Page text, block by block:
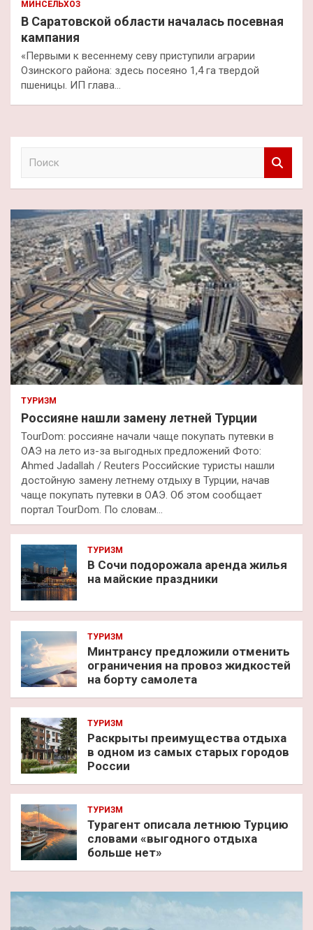
МИНСЕЛЬХОЗ
В Саратовской области началась посевная
кампания
«Первыми к весеннему севу приступили аграрии
Озинского района: здесь посеяно 1,4 га твердой
пшеницы. ИП глава…
к
ТУРИЗМ
Россияне нашли замену летней Турции
TourDom: россияне начали чаще покупать путевки в
ОАЭ на лето из-за выгодных предложений Фото:
Ahmed Jadallah / Reuters Российские туристы нашли
достойную замену летнему отдыху в Турции, начав
чаще покупать путевки в ОАЭ. Об этом сообщает
портал TourDom. По словам…
ТУРИЗМ
В Сочи подорожала аренда жилья
на майские праздники
ТУРИЗМ
Минтрансу предложили отменить
ограничения на провоз жидкостей
на борту самолета
ТУРИЗМ
Раскрыты преимущества отдыха
в одном из самых старых городов
России
ТУРИЗМ
Турагент описала летнюю Турцию
словами «выгодного отдыха
больше нет»